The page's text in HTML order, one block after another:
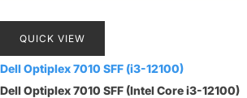
QUICK VIEW
Dell Optiplex 7010 SFF (i3-12100)
Dell Optiplex 7010 SFF (Intel Core i3-12100)